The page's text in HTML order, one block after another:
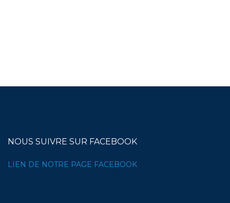
NOUS SUIVRE SUR FACEBOOK
LIEN DE NOTRE PAGE FACEBOOK